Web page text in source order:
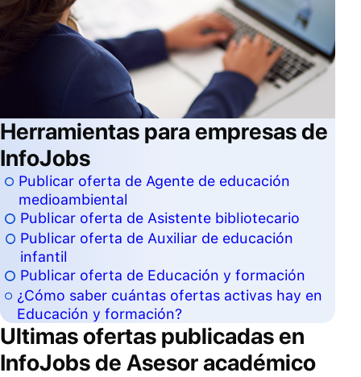
Herramientas para empresas de
InfoJobs
Publicar oferta de Agente de educación
medioambiental
Publicar oferta de Asistente bibliotecario
Publicar oferta de Auxiliar de educación
infantil
Publicar oferta de Educación y formación
¿Cómo saber cuántas ofertas activas hay en
Educación y formación?
Ultimas ofertas publicadas en
InfoJobs de Asesor académico